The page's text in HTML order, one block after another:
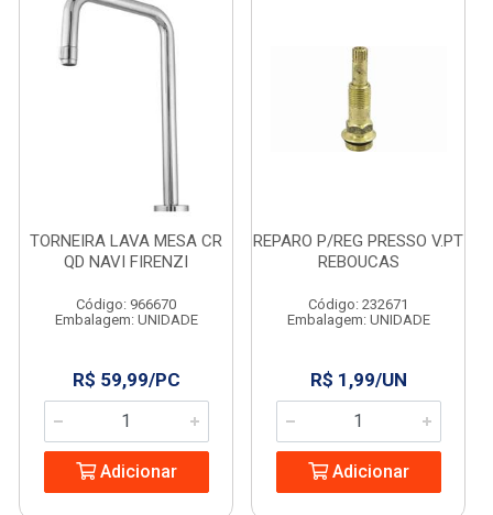
TORNEIRA LAVA MESA CR
QD NAVI FIRENZI
Código: 966670
Embalagem: UNIDADE
R$ 59,99/PC
Adicionar
REPARO P/REG PRESSO V.PT
REBOUCAS
Código: 232671
Embalagem: UNIDADE
R$ 1,99/UN
Adicionar